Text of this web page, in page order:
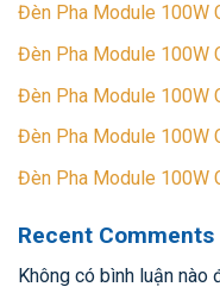
Đèn Pha Module 100W
Đèn Pha Module 100W
Đèn Pha Module 100W
Đèn Pha Module 100W
Đèn Pha Module 100W
Recent Comments
Không có bình luận nào